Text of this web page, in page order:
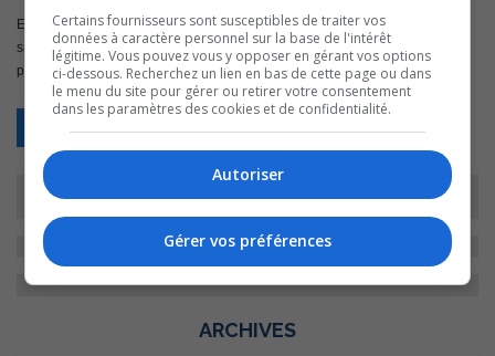
Entre temps, les Marlins seront à Varennes pour le match #2 de la série,
samedi soir. Le vétéran sorelois de 42 ans Marco Simard sera au monticule
pour les Marlins.
Retour
ARCHIVES
Certains fournisseurs sont susceptibles de traiter vos
données à caractère personnel sur la base de l'intérêt
légitime. Vous pouvez vous y opposer en gérant vos options
ci-dessous. Recherchez un lien en bas de cette page ou dans
le menu du site pour gérer ou retirer votre consentement
dans les paramètres des cookies et de confidentialité.
Autoriser
Gérer vos préférences